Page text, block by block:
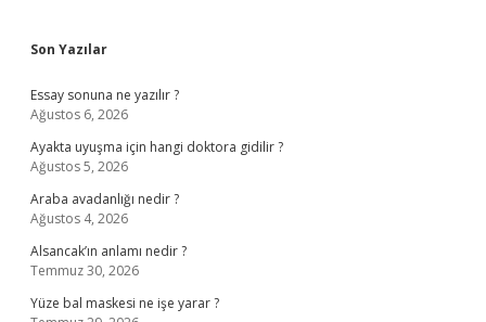
Sidebar
Son Yazılar
Essay sonuna ne yazılır ?
Ağustos 6, 2026
Ayakta uyuşma için hangi doktora gidilir ?
Ağustos 5, 2026
Araba avadanlığı nedir ?
Ağustos 4, 2026
Alsancak’ın anlamı nedir ?
Temmuz 30, 2026
Yüze bal maskesi ne işe yarar ?